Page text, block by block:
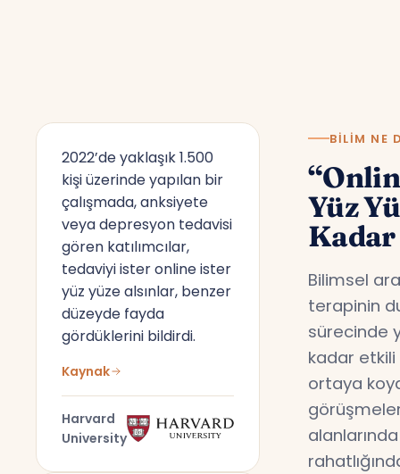
2022’de yaklaşık 1.500
kişi üzerinde yapılan bir
çalışmada, anksiyete
veya depresyon tedavisi
gören katılımcılar,
tedaviyi ister online ister
yüz yüze alsınlar, benzer
düzeyde fayda
gördüklerini bildirdi.
Kaynak
Harvard
University
BILIM NE
Yüz
Bilimsel
terapinin
sürecinde
kadar
ortaya